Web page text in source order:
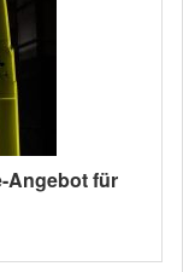
Angebot für